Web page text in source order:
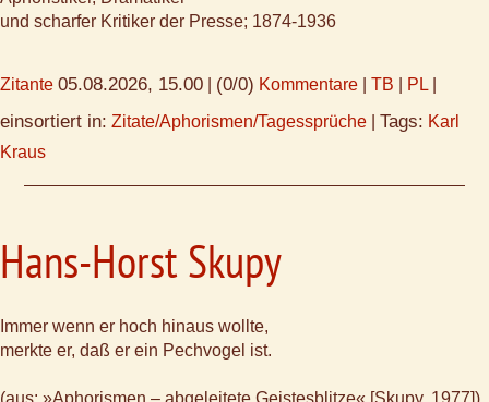
und scharfer Kritiker der Presse; 1874-1936
Zitante 05.08.2026, 15.00 (0/0) Kommentare TB PL
einsortiert in: Zitate/Aphorismen/Tagessprüche Tags: Karl
Kraus
Hans-Horst Skupy
Immer wenn er hoch hinaus wollte,
merkte er, daß er ein Pechvogel ist.
(aus: »Aphorismen – abgeleitete Geistesblitze« [Skupy, 1977])